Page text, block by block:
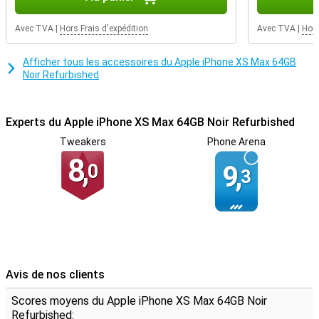
surtout, plus sûr que la reconnaissance faciale standard, ce qui
compense l'absence d'un lecteur d'empreintes digitales.
Malgré son grand écran, l'iPhone XS Max conserve une taille
gérable, ce qui le rend toujours facile à manipuler. Le téléphone est
Avec TVA Hors Frais d'expédition Avec TVA
Afficher tous les accessoires du Apple iPhone XS Max 64GB
Noir Refurbished
Experts du Apple iPhone XS Max 64GB Noir Refurbished
Tweakers
8,0
Phone Arena
9,3
Avis de nos clients
Scores moyens du Apple iPhone XS Max 64GB Noir
Refurbished: